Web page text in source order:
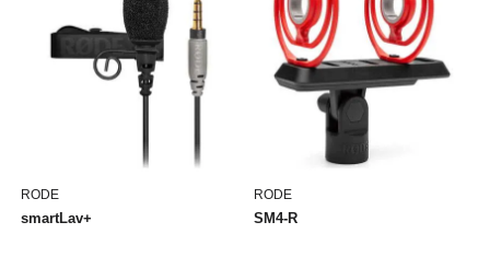
RODE
smartLav+
RODE
SM4-R